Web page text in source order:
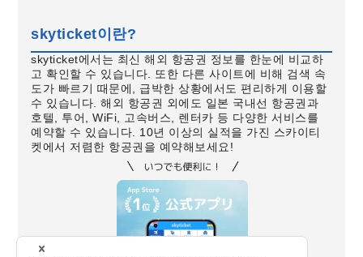
skyticket이란?
skyticket에서는 최신 해외 항공권 정보를 한눈에 비교하
고 확인할 수 있습니다. 또한 다른 사이트에 비해 검색 속
도가 빠르기 때문에, 급박한 상황에서도 편리하게 이용할
수 있습니다. 해외 항공권 외에도 일본 국내선 항공권과
호텔, 투어, WiFi, 고속버스, 렌터카 등 다양한 서비스를
예약할 수 있습니다. 10년 이상의 실적을 가진 스카이티
켓에서 저렴한 항공권을 예약해보세요!